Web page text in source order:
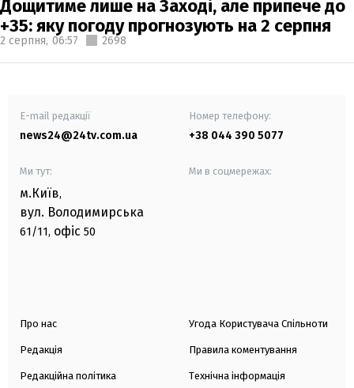
Дощитиме лише на Заході, але припече до
+35: яку погоду прогнозують на 2 серпня
2 серпня, 06:57 2698
E-mail редакції
news24@24tv.com.ua
Номер телефону:
+38 044 390 5077
Ми тут:
м.Київ,
вул. Володимирська
61/11, офіс 50
Ми в соцмережах:
Про нас
Редакція
Редакційна політика
Угода Користувача Спільноти
Правила коментування
Технічна інформація